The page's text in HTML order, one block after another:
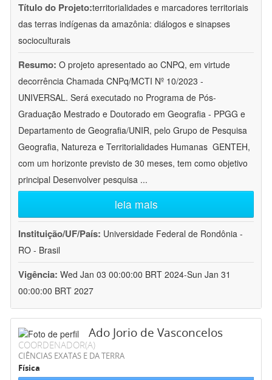
Título do Projeto:territorialidades e marcadores territoriais
das terras indígenas da amazônia: diálogos e sinapses
socioculturais
Resumo: O projeto apresentado ao CNPQ, em virtude
decorrência Chamada CNPq/MCTI Nº 10/2023 -
UNIVERSAL. Será executado no Programa de Pós-
Graduação Mestrado e Doutorado em Geografia - PPGG e
Departamento de Geografia/UNIR, pelo Grupo de Pesquisa
Geografia, Natureza e Territorialidades Humanas  GENTEH,
com um horizonte previsto de 30 meses, tem como objetivo
principal Desenvolver pesquisa ...
leia mais
Instituição/UF/País: Universidade Federal de Rondônia -
RO - Brasil
Vigência: Wed Jan 03 00:00:00 BRT 2024-Sun Jan 31
00:00:00 BRT 2027
Ado Jorio de Vasconcelos
COORDENADOR(A)
CIÊNCIAS EXATAS E DA TERRA
Física